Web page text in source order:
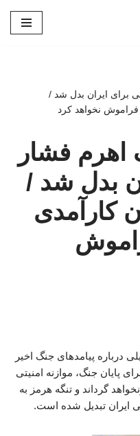
برای ایران بدل شد /
نخواهد کرد
اهرم فشار
بدل شد /
کارآمدی
درباره پیامدهای جنگ اخیر
پایان جنگ، موازنه امنیتی
گرداند و تنگه هرمز به
ایران تبدیل شده است.